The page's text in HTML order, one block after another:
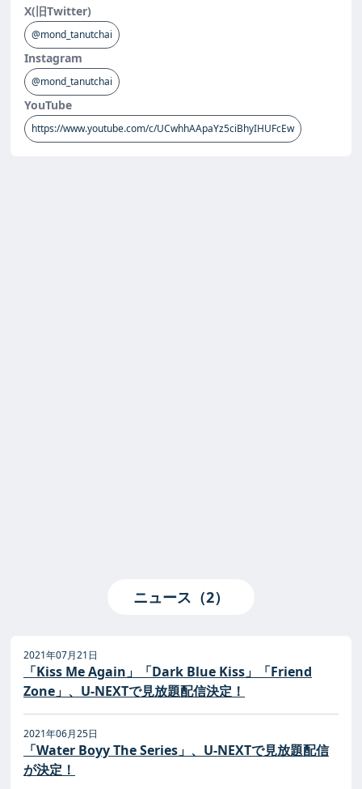
X(旧Twitter)
@mond_tanutchai
Instagram
@mond_tanutchai
YouTube
https://www.youtube.com/c/UCwhhAApaYz5ciBhyIHUFcEw
ニュース（2）
2021年07月21日
「Kiss Me Again」「Dark Blue Kiss」「Friend
Zone」、U-NEXTで見放題配信決定！
2021年06月25日
「Water Boyy The Series」、U-NEXTで見放題配信
が決定！